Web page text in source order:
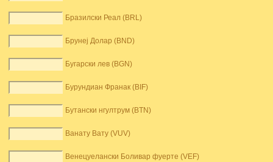
Бразилски Реал (BRL)
Брунеј Долар (BND)
Бугарски лев (BGN)
Бурундиан Франак (BIF)
Бутански нгултрум (BTN)
Ванату Вату (VUV)
Венецуелански Боливар фуерте (VEF)